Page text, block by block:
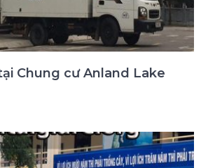
Chung cư Anland Lake